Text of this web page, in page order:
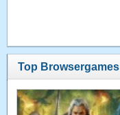
Top Browsergames